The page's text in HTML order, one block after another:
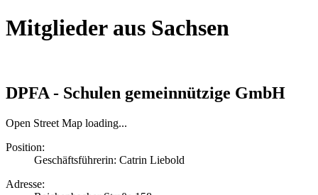
Mitglieder aus Sachsen
DPFA - Schulen gemeinnützige GmbH
Open Street Map loading...
Position:
Geschäftsführerin: Catrin Liebold
Adresse: